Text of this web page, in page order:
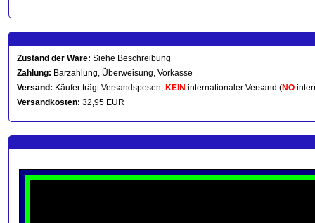
Zustand der Ware: Siehe Beschreibung
Zahlung: Barzahlung, Überweisung, Vorkasse
Versand: Käufer trägt Versandspesen, KEIN internationaler Versand (NO
Versandkosten: 32,95 EUR